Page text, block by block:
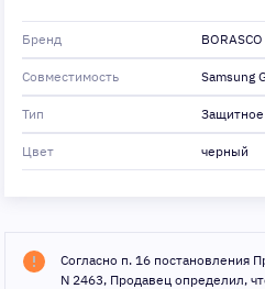
Бренд BORASCO
Совместимость Samsung
Тип Защитное
Цвет черный
Согласно п. 16 постановления
N 2463, Продавец определил,